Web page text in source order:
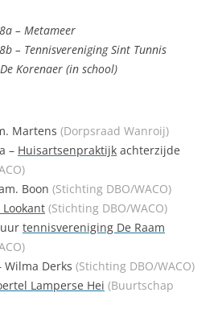
– Metameer
– Tennisvereniging Sint Tunnis
Korenaer (in school)
Martens (Dorpsraad Wanroij)
– Huisartsenpraktijk achterzijde
Boon (Stichting DBO/WACO)
Lookant (Stichting DBO/WACO)
tennisvereniging De Raam
Wilma Derks (Stichting DBO/WACO)
Lamperse Hei (Buurtschap